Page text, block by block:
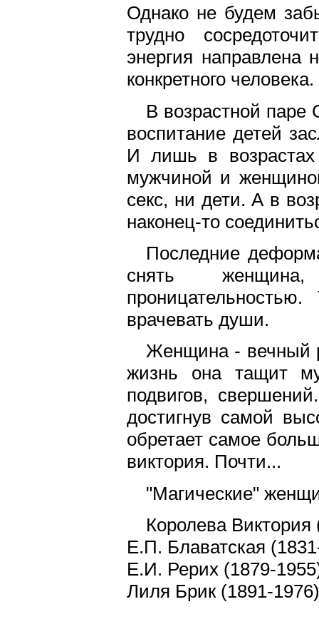
Однако не будем
трудно
энергия
конкретного человека.
В возрастной паре
воспитание детей
И лишь в
мужчиной и
секс, ни дети. А в
наконец-то
Последние
снять
врачевать души.
Женщина - вечный
жизнь она тащит
подвигов,
достигнув самой
обретает самое
виктория. Почти...
"Магические"
Королева Виктория
Е.П. Блаватская
Е.И. Рерих (1879-
Лиля Брик (1891-1976)